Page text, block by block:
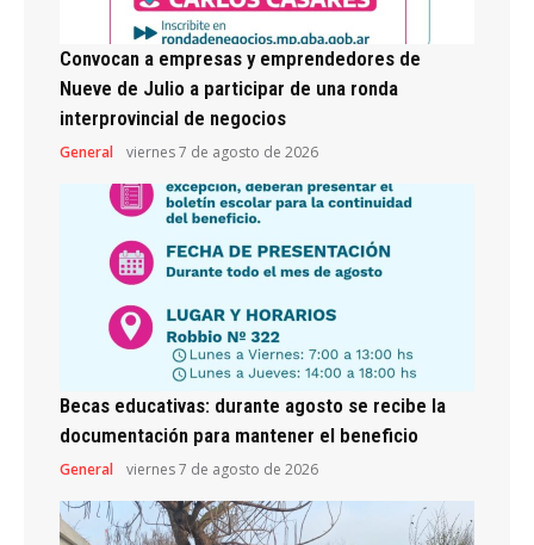
Convocan a empresas y emprendedores de
Nueve de Julio a participar de una ronda
interprovincial de negocios
General viernes 7 de agosto de 2026
Becas educativas: durante agosto se recibe la
documentación para mantener el beneficio
General viernes 7 de agosto de 2026